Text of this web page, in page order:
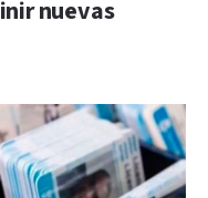
nuevas